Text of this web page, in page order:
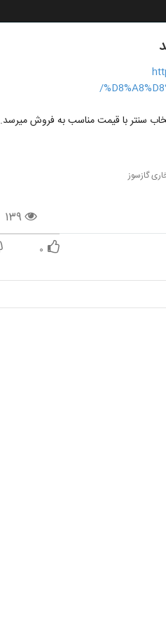
سنتر با قیمت مناسب به فروش میرسد.
گازسوز
۱۳۹
۰